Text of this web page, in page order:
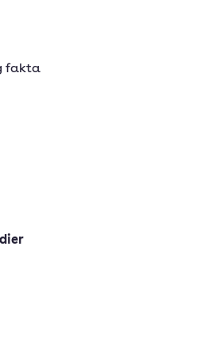
fakta